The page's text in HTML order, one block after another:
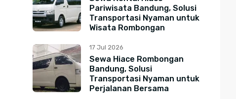
Pariwisata Bandung, Solusi
Transportasi Nyaman untuk
Wisata Rombongan
17 Jul 2026
Sewa Hiace Rombongan
Bandung, Solusi
Transportasi Nyaman untuk
Perjalanan Bersama